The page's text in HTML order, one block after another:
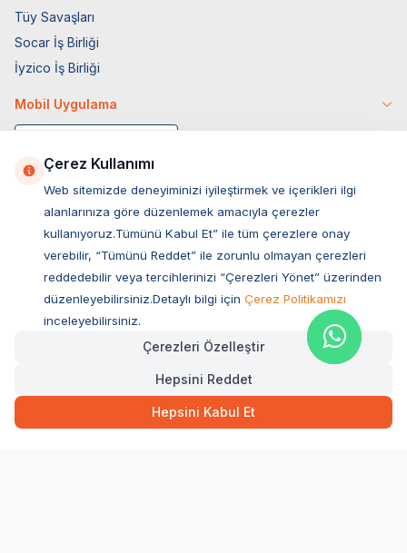
155,00TL Hızlı Teslimat
SEPETE EKLE
Tüy Savaşları
Socar İş Birliği
İyzico İş Birliği
Mobil Uygulama
Müşteri Hizmetleri
Sıkça Sorulan Sorular
Ovacık Mah. Hacıoğlu Sok. No:13 Başiskele / KOCAELİ
Müşteri Destek Hattı
Çerez Kullanımı
Web sitemizde deneyiminizi iyileştirmek ve içerikleri ilgi
alanlarınıza göre düzenlemek amacıyla çerezler
kullanıyoruz.Tümünü Kabul Et” ile tüm çerezlere onay
verebilir, “Tümünü Reddet” ile zorunlu olmayan çerezleri
reddedebilir veya tercihlerinizi “Çerezleri Yönet” üzerinden
düzenleyebilirsiniz.Detaylı bilgi için Çerez Politikamızı
inceleyebilirsiniz.
Çerezleri Özelleştir
Hepsini Reddet
Hepsini Kabul Et